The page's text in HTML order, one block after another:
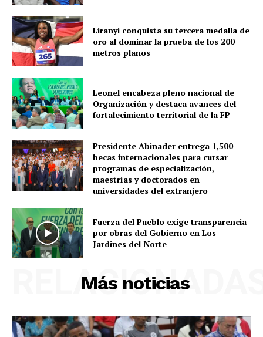
Liranyi conquista su tercera medalla de
oro al dominar la prueba de los 200
metros planos
Leonel encabeza pleno nacional de
Organización y destaca avances del
fortalecimiento territorial de la FP
Presidente Abinader entrega 1,500
becas internacionales para cursar
programas de especialización,
maestrías y doctorados en
universidades del extranjero
Fuerza del Pueblo exige transparencia
por obras del Gobierno en Los
Jardines del Norte
Más noticias